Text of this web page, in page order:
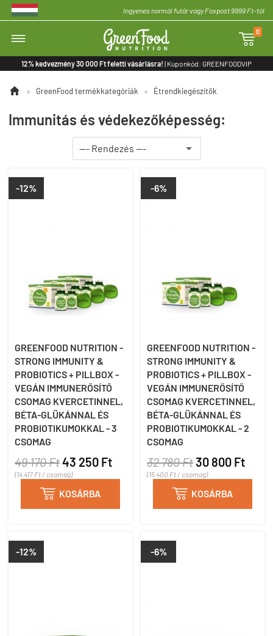
Ingyenes normál futár vagy Foxpost 9999 Ft-tól

0
12% kedvezmény 30 000 Ft feletti vásárlásra! | Kuponkód: GREENFOODVIP
 » GreenFood termékkategóriák » Étrendkiegészítők
Immunitás és védekezőképesség:
-12%
GREENFOOD NUTRITION -
STRONG IMMUNITY &
PROBIOTICS + PILLBOX -
VEGÁN IMMUNERŐSÍTŐ
CSOMAG KVERCETINNEL,
BÉTA-GLÜKÁNNAL ÉS
PROBIOTIKUMOKKAL - 3
CSOMAG
49 170 Ft43 250 Ft
(14 417 Ft / csomag)
 KOSÁRBA
-6%
GREENFOOD NUTRITION -
STRONG IMMUNITY &
PROBIOTICS + PILLBOX -
VEGÁN IMMUNERŐSÍTŐ
CSOMAG KVERCETINNEL,
BÉTA-GLÜKÁNNAL ÉS
PROBIOTIKUMOKKAL - 2
CSOMAG
32 780 Ft30 800 Ft
(15 400 Ft / csomag)
 KOSÁRBA
-12% -6%